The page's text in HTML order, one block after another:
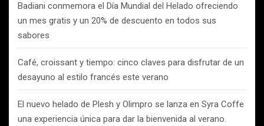
Badiani conmemora el Día Mundial del Helado ofreciendo
un mes gratis y un 20% de descuento en todos sus
sabores
Café, croissant y tiempo: cinco claves para disfrutar de un
desayuno al estilo francés este verano
El nuevo helado de Plesh y Olimpro se lanza en Syra Coffe
una experiencia única para dar la bienvenida al verano.